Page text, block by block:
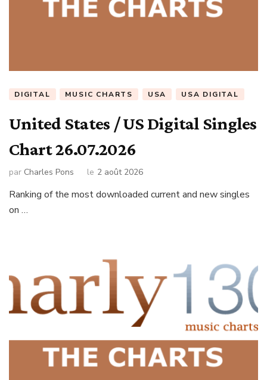
DIGITAL MUSIC CHARTS USA USA DIGITAL
United States / US Digital Singles
Chart 26.07.2026
par Charles Pons le 2 août 2026
Ranking of the most downloaded current and new singles
on …